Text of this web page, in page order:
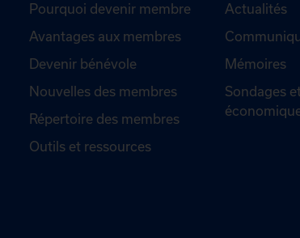
Pourquoi devenir membre
Avantages aux membres
Devenir bénévole
Nouvelles des membres
Répertoire des membres
Outils et ressources
Actualités
Mémoires
Sondages